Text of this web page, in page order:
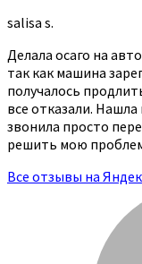
salisa s.
Делала осаго на
так как машина
получалось
все отказали.
звонила просто
решить мою
Все отзывы на